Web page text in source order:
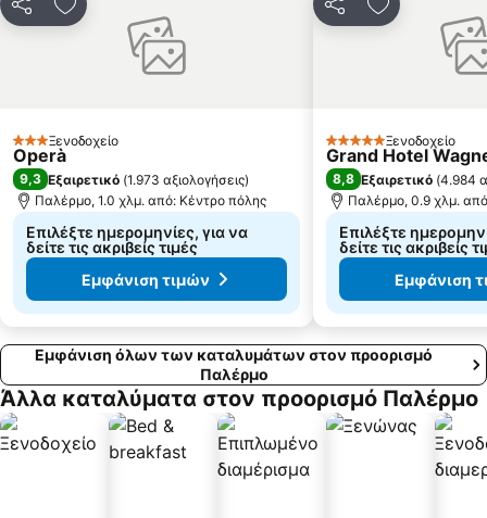
ΚοινοποίησηΠροσθήκη στα αγαπημένα
3 ΑστέριαΞενοδοχείο
Operà
9,3 Εξαιρετικό (1.973 αξιολογήσεις)
Παλέρμο, 1.0 χλμ. από: Κέντρο πόλης
Επιλέξτε ημερομηνίες, για να
δείτε τις ακριβείς τιμές
Εμφάνιση τιμών
ΚοινοποίησηΠροσθήκη
5 ΑστέριαΞενοδοχείο
Grand Hotel
8,8 Εξαιρετικό (4.984
Παλέρμο, 0.9 χλμ.
Επιλέξτε
δείτε τις ακριβείς
Εμφάνιση
Εμφάνιση όλων των καταλυμάτων στον προορισμό
Παλέρμο
Άλλα καταλύματα στον προορισμό Παλέρμο